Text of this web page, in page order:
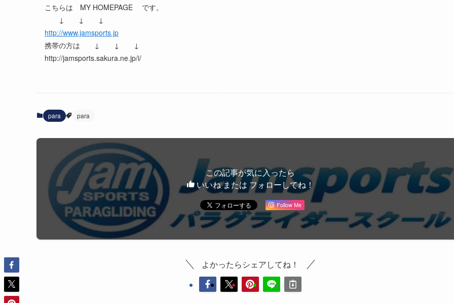
こちらは MY HOMEPAGE です。
↓ ↓ ↓
http://www.jamsports.jp
携帯の方は ↓ ↓ ↓
http://jamsports.sakura.ne.jp/i/
para para
この記事が気に入ったら
いいね または フォローしてね！
Follow Me
よかったらシェアしてね！